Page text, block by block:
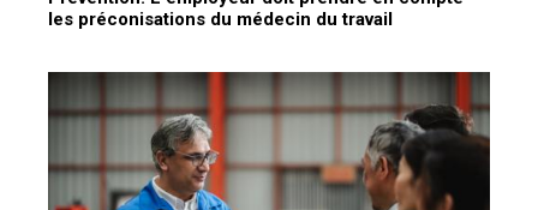
les préconisations du médecin du travail